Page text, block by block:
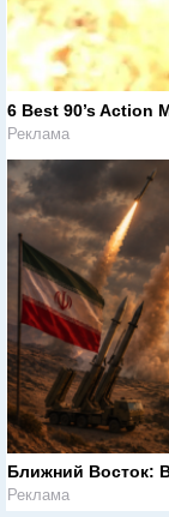
6 Best 90’s Action
Реклама
Ближний Восток:
Реклама